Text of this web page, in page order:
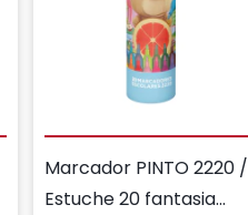
Marcador PINTO 2220 /
Estuche 20 fantasia